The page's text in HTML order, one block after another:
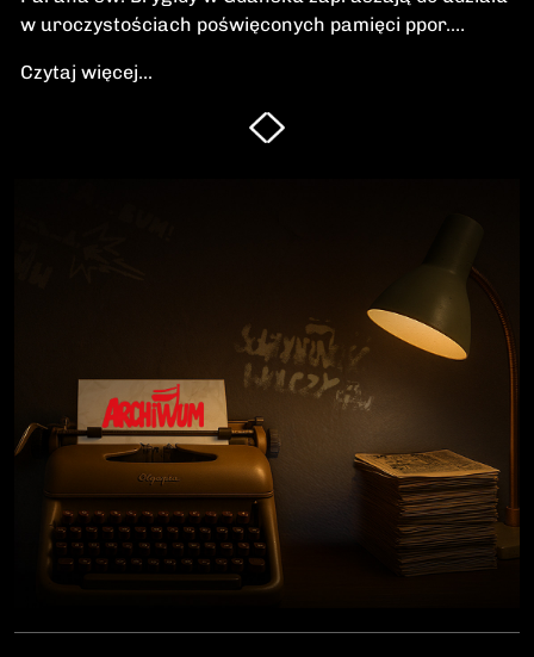
w uroczystościach poświęconych pamięci ppor.
Wileńskiej Brygady Armii Krajowej, dowódcy 5.
szwadronu podczas walk na Pomorzu, jednego z
najbardziej zasłużonych żołnierzy polskiego podziemia
przeciwko niemieckiemu i sowieckiemu okupantowi, a
po zakończeniu wojny pozostał wierny ideałom
wolności. Poległ 28 czerwca 1946 r., a miejsce
ukrycia jego szczątków przez komunistyczny aparat
represji pozostaje do dziś nieznane.Program
uroczystości:11.00 – Msza Święta w Kościele św.
Brygidy w Gdańsku12.30 – poświęcenie
symbolicznego nagrobka na Cmentarzu
Garnizonowym w GdańskuSerdecznie zapraszamy
Czytaj więcej...